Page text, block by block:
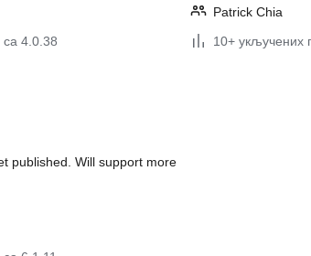
4.0.38
Patrick Chia
10+ укључених
published. Will support more